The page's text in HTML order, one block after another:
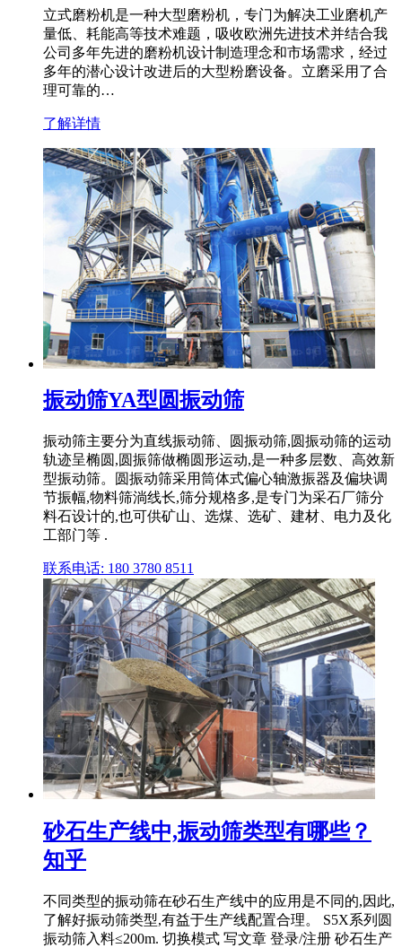
立式磨粉机是一种大型磨粉机，专门为解决工业磨机产
量低、耗能高等技术难题，吸收欧洲先进技术并结合我
公司多年先进的磨粉机设计制造理念和市场需求，经过
多年的潜心设计改进后的大型粉磨设备。立磨采用了合
理可靠的…
了解详情
振动筛YA型圆振动筛
振动筛主要分为直线振动筛、圆振动筛,圆振动筛的运动
轨迹呈椭圆,圆振筛做椭圆形运动,是一种多层数、高效新
型振动筛。圆振动筛采用筒体式偏心轴激振器及偏块调
节振幅,物料筛淌线长,筛分规格多,是专门为采石厂筛分
料石设计的,也可供矿山、选煤、选矿、建材、电力及化
工部门等 .
联系电话: 180 3780 8511
砂石生产线中,振动筛类型有哪些？
知乎
不同类型的振动筛在砂石生产线中的应用是不同的,因此,
了解好振动筛类型,有益于生产线配置合理。 S5X系列圆
振动筛入料≤200m. 切换模式 写文章 登录/注册 砂石生产